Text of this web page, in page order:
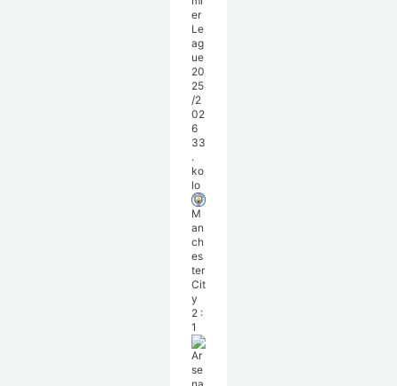
er
Le
ag
ue
20
25
/2
02
6
33
.
ko
lo
M
an
ch
es
ter
Cit
y
2 :
1